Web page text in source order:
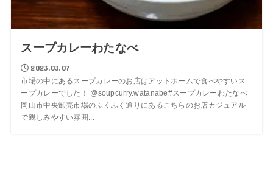
スープカレーわたなべ
2023.03.07
市場の中にあるスープカレーのお店はアットホームで食べやすいス
ープカレーでした！ @soupcurry.watanabe#スープカレーわたなべ
岡山市中央卸売市場のふくふく通りにあるこちらのお店カジュアル
で親しみやすい雰囲...